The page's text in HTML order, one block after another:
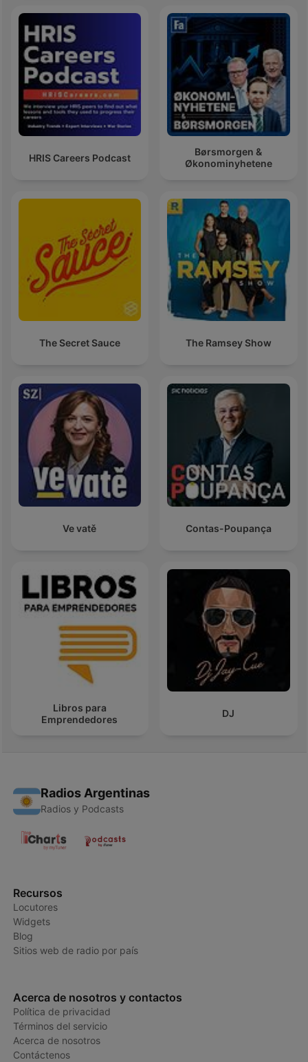
HRIS Careers Podcast
Børsmorgen &
Økonominyhetene
The Secret Sauce The Ramsey Show
Ve vatě Contas-Poupança
Libros para
Emprendedores
DJ
Radios Argentinas
Radios y Podcasts
Recursos
Locutores
Widgets
Blog
Sitios web de radio por país
Acerca de nosotros y contactos
Política de privacidad
Términos del servicio
Acerca de nosotros
Contáctenos